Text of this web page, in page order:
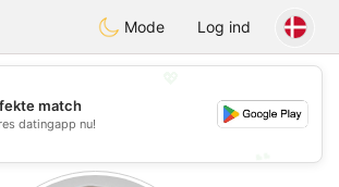
GulfDating
Mode Log ind
💕
match
datingapp nu!